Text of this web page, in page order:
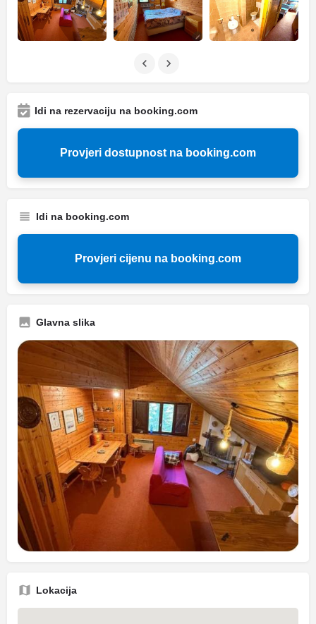
Idi na rezervaciju na booking.com
Provjeri dostupnost na booking.com
Idi na booking.com
Provjeri cijenu na booking.com
Glavna slika
Lokacija